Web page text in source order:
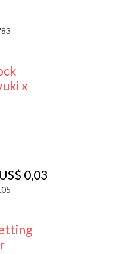
¡NUEVO!
x
US$ 0,03